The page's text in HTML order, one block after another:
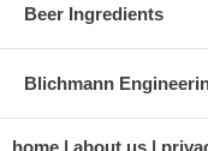
Beer Ingredients
Blichmann
home about us